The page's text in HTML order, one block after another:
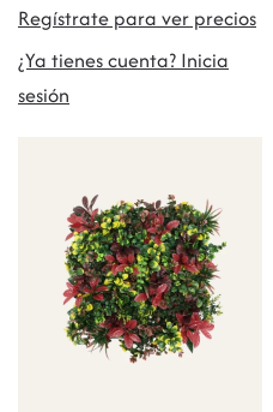
Regístrate para ver precios
¿Ya tienes cuenta? Inicia
sesión